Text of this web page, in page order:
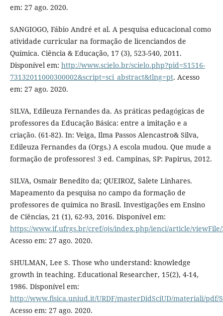
em: 27 ago. 2020.
SANGIOGO, Fábio André et al. A pesquisa educacional como
atividade curricular na formação de licenciandos de
Química. Ciência & Educação, 17 (3), 523-540, 2011.
Disponível em: http://www.scielo.br/scielo.php?pid=S1516-
73132011000300002&script=sci_abstract&tlng=pt. Acesso
em: 27 ago. 2020.
SILVA, Edileuza Fernandes da. As práticas pedagógicas de
professores da Educação Básica: entre a imitação e a
criação. (61-82). In: Veiga, Ilma Passos Alencastro& Silva,
Edileuza Fernandes da (Orgs.) A escola mudou. Que mude a
formação de professores! 3 ed. Campinas, SP: Papirus, 2012.
SILVA, Osmair Benedito da; QUEIROZ, Salete Linhares.
Mapeamento da pesquisa no campo da formação de
professores de química no Brasil. Investigações em Ensino
de Ciências, 21 (1), 62-93, 2016. Disponível em:
https://www.if.ufrgs.br/cref/ojs/index.php/ienci/article/viewFile/
Acesso em: 27 ago. 2020.
SHULMAN, Lee S. Those who understand: knowledge
growth in teaching. Educational Researcher, 15(2), 4-14,
1986. Disponível em:
http://www.fisica.uniud.it/URDF/masterDidSciUD/materiali/pdf/
Acesso em: 27 ago. 2020.